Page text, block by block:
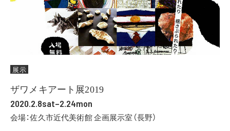
展示
ザワメキアート展2019
2020.2.8sat–2.24mon
会場：佐久市近代美術館 企画展示室（長野）